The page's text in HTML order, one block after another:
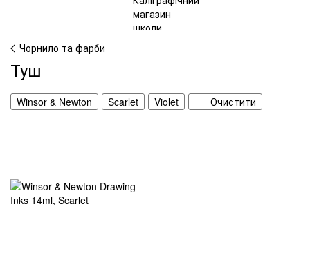
Чорнило та фарби
Туш
Winsor & Newton Scarlet Violet Очистити